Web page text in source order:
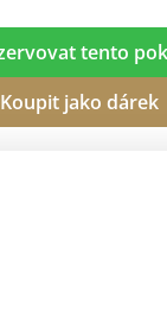
tento
Koupit jako dárek